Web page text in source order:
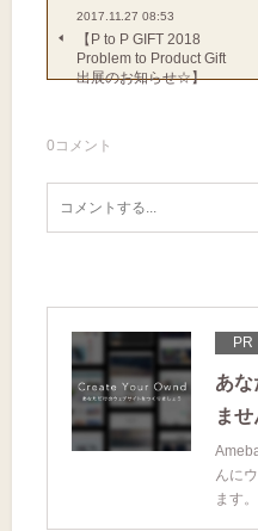
2017.11.27 08:53
【P to P GIFT 2018
Problem to Product Gift
出展のお知らせ☆】
0 コメント
PR
あ
ま
んに
ます。